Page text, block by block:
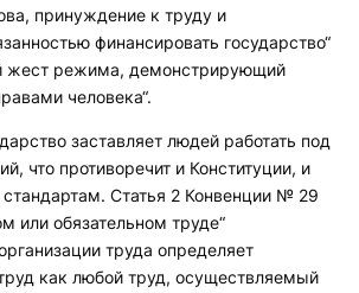
принуждение к труду и
финансировать государство“
жест режима, демонстрирующий
человека“.
заставляет людей работать под
что противоречит и Конституции, и
Статья 2 Конвенции № 29
или обязательном труде“
труда определяет
как любой труд, осуществляемый